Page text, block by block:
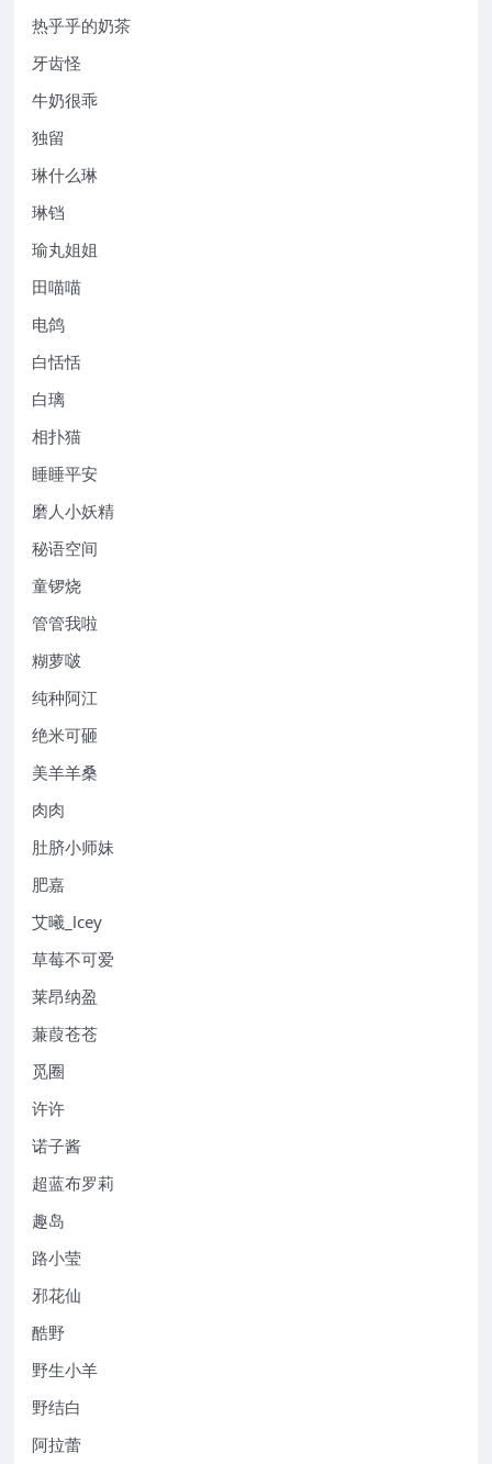
热乎乎的奶茶
牙齿怪
牛奶很乖
独留
琳什么琳
琳铛
瑜丸姐姐
田喵喵
电鸽
白恬恬
白璃
相扑猫
睡睡平安
磨人小妖精
秘语空间
童锣烧
管管我啦
糊萝啵
纯种阿江
绝米可砸
美羊羊桑
肉肉
肚脐小师妹
肥嘉
艾曦_lcey
草莓不可爱
莱昂纳盈
蒹葭苍苍
觅圈
许许
诺子酱
超蓝布罗莉
趣岛
路小莹
邪花仙
酷野
野生小羊
野结白
阿拉蕾